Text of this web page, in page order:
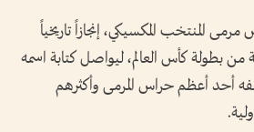
المنتخب المكسيكي، إنجازاً تاريخياً
مختلفة من بطولة كأس العالم، ليواصل كتابة اسمه
أحد أعظم حراس المرمى وأكثرهم